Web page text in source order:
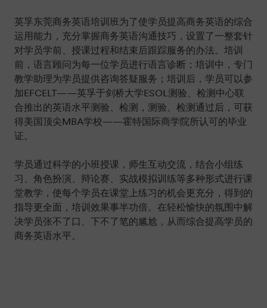
英孚东莞商务英语培训班为了使学员提高商务英语的综合
运用能力，充分掌握商务英语沟通技巧，设置了一整套针
对学员学前、授课过程和结束后跟踪服务的办法。培训
前，语言顾问为每一位学员进行语言诊断；培训中，专门
教学助理为学员提供咨询答疑服务；培训后，学员可以参
加EFCELT——英孚于剑桥大学ESOL测验、检测中心联
合推出的英语水平测验、检测，测验、检测通过后，可获
得美国顶尖MBA学校——霍特国际商学院所认可的毕业
证。
学员通过科学的小班授课，师生互动交流，结合小组练
习、角色扮演、辩论赛、实战模拟训练等多种形式进行课
堂教学，使每个学员在课堂上练习的机会更充分，得到的
指导更全面，培训效果事半功倍。在轻松愉快的氛围中解
决学员张不了口、下不了笔的尴尬，从而综合提高学员的
商务英语水平。